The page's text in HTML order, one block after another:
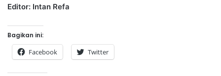
Editor: Intan Refa
Bagikan ini:
Facebook Twitter